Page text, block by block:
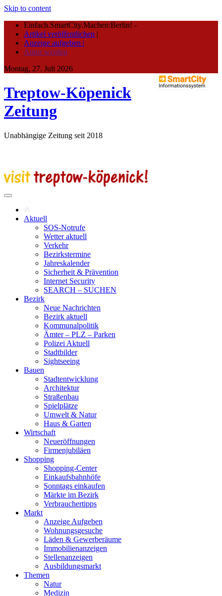
Skip to content
Einfach.SmartCity.Machen:Berlin! -
Artikel veröffentlichen |
Anzeige aufgeben |
Autor werden
Montag, 27. Juli 2026
Treptow-Köpenick
Zeitung
Unabhängige Zeitung seit 2018
Aktuell
SOS-Notrufe
Wetter aktuell
Verkehr
Bezirkstermine
Jahreskalender
Sicherheit & Prävention
Internet Security
SEARCH – SUCHEN
Bezirk
Neue Nachrichten
Bezirk aktuell
Kommunalpolitik
Ämter – PLZ – Parken
Polizei Aktuell
Stadtbilder
Sightseeing
Bauen
Stadtentwicklung
Architektur
Straßenbau
Spielplätze
Umwelt & Natur
Haus & Garten
Wirtschaft
Neueröffnungen
Firmenjubiläen
Shopping
Shopping-Center
Einkaufsbahnhöfe
Sonntags einkaufen
Märkte im Bezirk
Verbrauchertipps
Markt
Anzeige Aufgeben
Wohnungsgesuche
Läden & Gewerberäume
Immobilienanzeigen
Stellenanzeigen
Ausbildungsmarkt
Themen
Natur
Medizin